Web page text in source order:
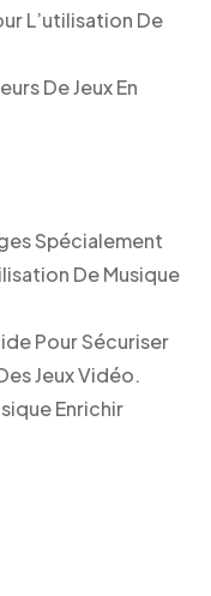
L’utilisation De
De Jeux En
Spécialement
De Musique
Pour Sécuriser
Jeux Vidéo.
Enrichir